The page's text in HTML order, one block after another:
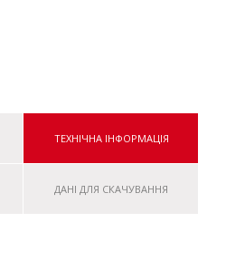
ТЕХНІЧНА ІНФОРМАЦІЯ
ДАНІ ДЛЯ СКАЧУВАННЯ